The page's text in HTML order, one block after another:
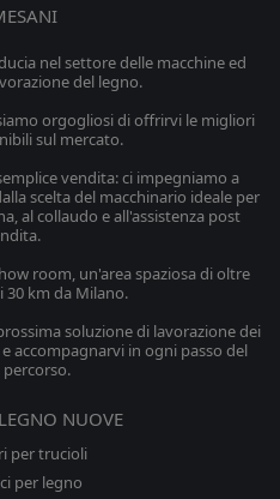
nel settore delle macchine ed
del legno.
orgogliosi di offrirvi le migliori
sul mercato.
vendita: ci impegniamo a
scelta del macchinario ideale per
al collaudo e all'assistenza post
room, un'area spaziosa di oltre
30 km da Milano.
soluzione di lavorazione dei
accompagnarvi in ogni passo del
NUOVE
per trucioli
per legno